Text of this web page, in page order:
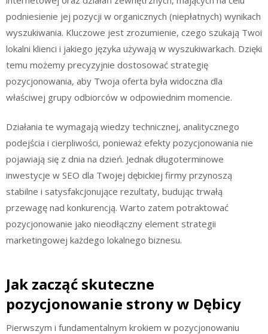
podniesienie jej pozycji w organicznych (niepłatnych) wynikach
wyszukiwania. Kluczowe jest zrozumienie, czego szukają Twoi
lokalni klienci i jakiego języka używają w wyszukiwarkach. Dzięki
temu możemy precyzyjnie dostosować strategię
pozycjonowania, aby Twoja oferta była widoczna dla
właściwej grupy odbiorców w odpowiednim momencie.
Działania te wymagają wiedzy technicznej, analitycznego
podejścia i cierpliwości, ponieważ efekty pozycjonowania nie
pojawiają się z dnia na dzień. Jednak długoterminowe
inwestycje w SEO dla Twojej dębickiej firmy przynoszą
stabilne i satysfakcjonujące rezultaty, budując trwałą
przewagę nad konkurencją. Warto zatem potraktować
pozycjonowanie jako nieodłączny element strategii
marketingowej każdego lokalnego biznesu.
Jak zacząć skuteczne
pozycjonowanie strony w Dębicy
Pierwszym i fundamentalnym krokiem w pozycjonowaniu